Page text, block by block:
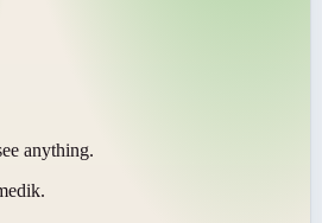
anything.